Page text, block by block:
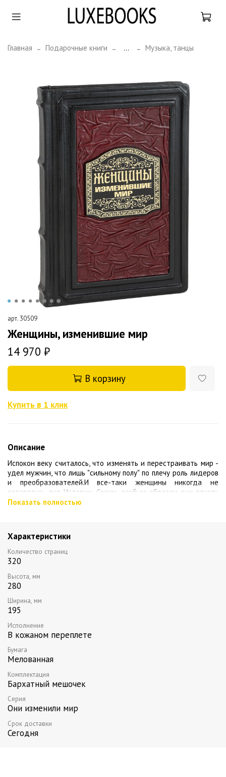
Главная Подарочные книги ... Музыка, танцы
арт. 30509
Женщины, изменившие мир
14 970 ₽
В корзину
Купить в 1 клик
Описание
Испокон веку считалось, что изменять и перестраивать мир -
удел мужчин, что лишь "сильному полу" по плечу роль лидеров
и преобразователей.И все-таки женщины никогда не
оставались вне Истории. Своим, особым образом они влияли
на судьбы мира. А уж XX столетие стало поистине "веком
Перрон, Мэрилин Монро и Одри Хепберн, Марлен Дитрих и
Грета Гарбо, Эдит Пиаф и Мария Каллас, Гала Дали и Фрида
Кало, Айседора Дункан и Анна Павлова - все они не просто
изменили мир, но сделали его стильным, эффектным,
харизматичным, наконец, просто интересным!
отблагодарили их современники?
латунь, ручная работа, тонированный обре
Все книги серии
Показать полностью
Характеристики
Количество страниц
320
Высота, мм
280
Ширина, мм
195
Исполнение
В кожаном переплете
Бумага
Мелованная
Комплектация
Бархатный мешочек
Серия
Они изменили мир
Срок доставки
Сегодня